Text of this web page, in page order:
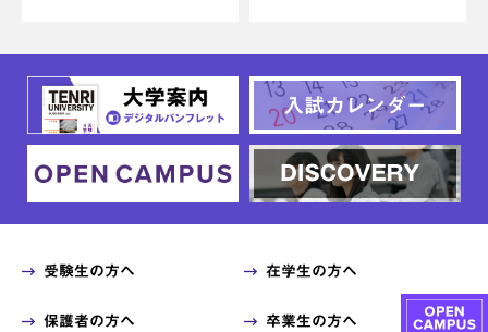
受験生の方へ 在学生の方へ
保護者の方へ 卒業生の方へ